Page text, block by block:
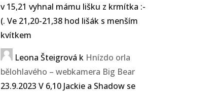
v 15,21 vyhnal mámu lišku z krmítka :-
(. Ve 21,20-21,38 hod lišák s menším
kvítkem
Leona Šteigrová k Hnízdo orla
bělohlavého – webkamera Big Bear
23.9.2023 V 6,10 Jackie a Shadow se